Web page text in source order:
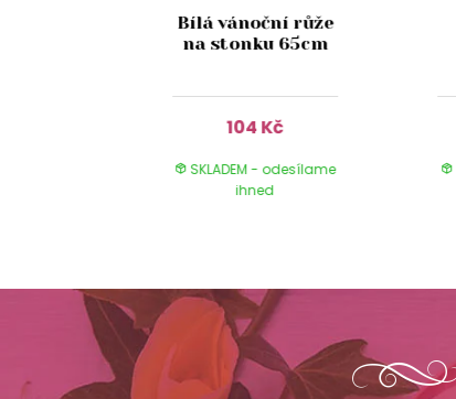
Bílá vánoční růže
na stonku 65cm
104 Kč
SKLADEM - odesílame
ihned